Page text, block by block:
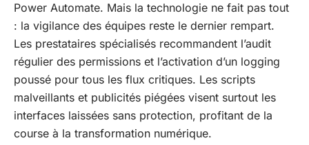
Power Automate. Mais la technologie ne fait pas tout
: la vigilance des équipes reste le dernier rempart.
Les prestataires spécialisés recommandent l’audit
régulier des permissions et l’activation d’un logging
poussé pour tous les flux critiques. Les scripts
malveillants et publicités piégées visent surtout les
interfaces laissées sans protection, profitant de la
course à la transformation numérique.